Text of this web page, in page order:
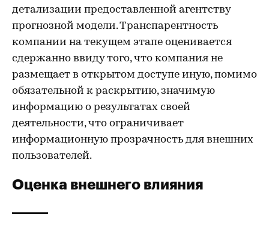
детализации предоставленной агентству
прогнозной модели. Транспарентность
компании на текущем этапе оценивается
сдержанно ввиду того, что компания не
размещает в открытом доступе иную, помимо
обязательной к раскрытию, значимую
информацию о результатах своей
деятельности, что ограничивает
информационную прозрачность для внешних
пользователей.
Оценка внешнего влияния